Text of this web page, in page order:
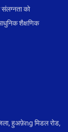
को
आधुनिक शैक्षणिक
हुअफ़ेng मिडल रोड,